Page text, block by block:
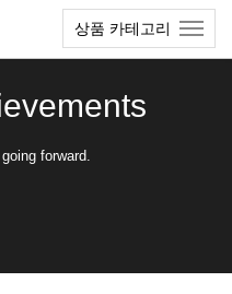
상품 카테고리
forward.